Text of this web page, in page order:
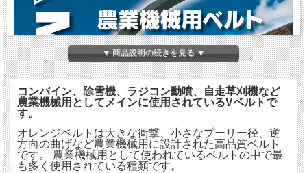
▼ 商品説明の続きを見る ▼
コンバイン、除雪機、ラジコン動噴、自走草刈機など
農業機械用としてメインに使用されているVベルトで
す。
オレンジベルトは大きな衝撃、小さなプーリー径、逆
方向の曲げなど農業機械用に設計された高品質ベルト
です。 農業機械用として使われているベルトの中で最
も多く使用されている種類です。